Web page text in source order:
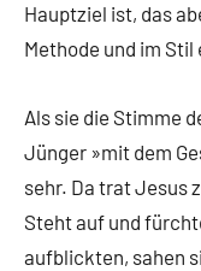
Hauptziel ist, das
Methode und im
Als sie die Stimme
Jünger »mit dem
sehr. Da trat Jesus
Steht auf und
aufblickten, sahen